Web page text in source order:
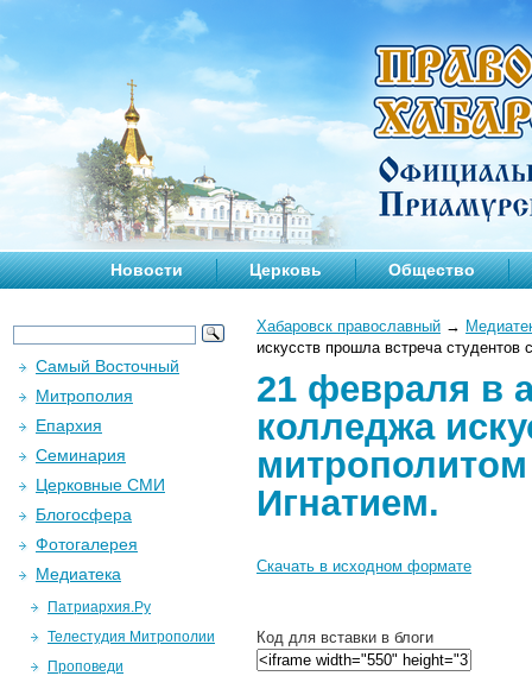
Новости Церковь Общество
Хабаровск православный →
искусств прошла встреча
21 февраля в
колледжа
Игнатием.
Скачать в исходном формате
Код для вставки в блоги
Самый Восточный
Митрополия
Епархия
Семинария
Церковные СМИ
Блогосфера
Фотогалерея
Медиатека
Патриархия.Ру
Телестудия Митрополии
Проповеди